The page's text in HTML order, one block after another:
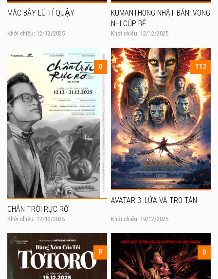
MẮC BẪY LŨ TÍ QUẬY
Khởi chiếu: 12/12/2025
KUMANTHONG NHẬT BẢN: VONG
NHI CÚP BẾ
Khởi chiếu: 12/12/2025
0
CHÂN TRỜI RỰC RỠ
Khởi chiếu: 12/12/2025
T13
AVATAR 3: LỬA VÀ TRO TÀN
Khởi chiếu: 19/12/2025
P 0